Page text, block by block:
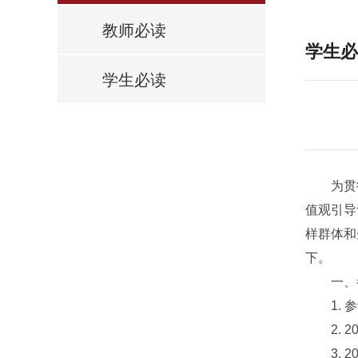
教师必读
学生必读
学生
为贯彻
值观引
样群体
下。
一、
1. 参评
2.
3.